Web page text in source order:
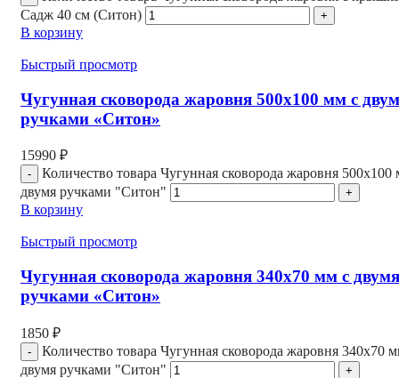
Садж 40 см (Ситон)
В корзину
Быстрый просмотр
Чугунная сковорода жаровня 500х100 мм с
ручками «Ситон»
15990 ₽
Количество товара Чугунная сковорода жаровня 500х100
двумя ручками "Ситон"
В корзину
Быстрый просмотр
Чугунная сковорода жаровня 340х70 мм с двумя
ручками «Ситон»
1850 ₽
Количество товара Чугунная сковорода жаровня 340х70
двумя ручками "Ситон"